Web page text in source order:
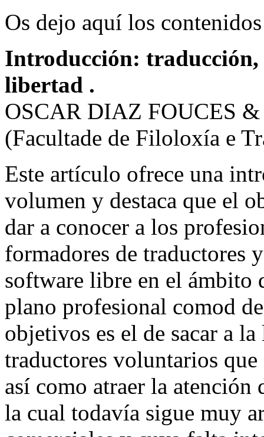
Os dejo aquí los
Introducción:
libertad .
OSCAR DIAZ FOUCES
(Facultade de Filoloxía e
Este artículo ofrece una
volumen y destaca que el
dar a conocer a los
formadores de traductores
software libre en el ámbito
plano profesional comod
objetivos es el de sacar a
traductores voluntarios
así como atraer la atención
la cual todavía sigue muy